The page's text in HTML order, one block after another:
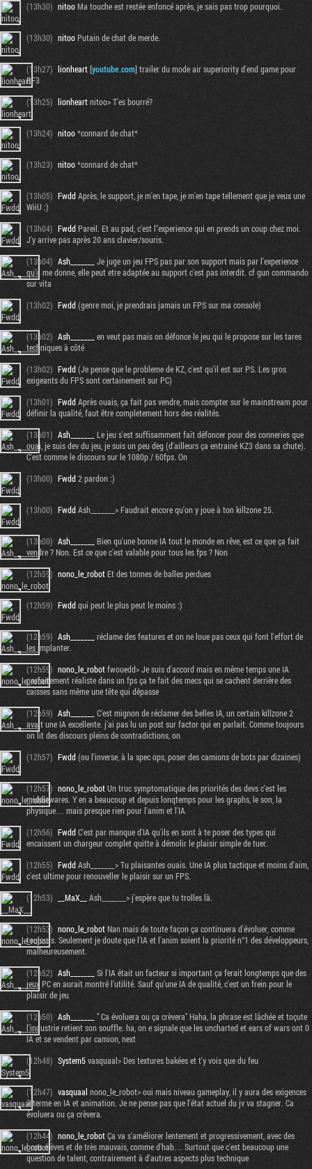
(13h30) nitooMa touche est restée enfoncé après, je sais pas trop pourquoi.
(13h30) nitooPutain de chat de merde.
(13h27) lionheart[youtube.com] trailer du mode air superiority d'end game pour
BF3
(13h25) lionheartnitoo> T'es bourré?
(13h24) nitoo*connard de chat*
(13h23) nitoo*connard de chat*
(13h05) FwddAprès, le support, je m'en tape, je m'en tape tellement que je veux une
WiiU :)
(13h04) FwddPareil. Et au pad, c'est l"experience qui en prends un coup chez moi.
J'y arrive pas après 20 ans clavier/souris.
(13h04) Ash_______
Je juge un jeu FPS pas par son support mais par l'experience
qu'il me donne, elle peut etre adaptée au support c'est pas interdit. cf gun commando
sur vita
(13h02) Fwdd(genre moi, je prendrais jamais un FPS sur ma console)
(13h02) Ash_______
en veut pas mais on défonce le jeu qui le propose sur les tares
techniques à côté
(13h02) Fwdd(Je pense que le probleme de KZ, c'est qu'il est sur PS. Les gros
exigeants du FPS sont certainement sur PC)
(13h01) FwddAprès ouais, ça fait pas vendre, mais compter sur le mainstream pour
définir la qualité, faut être completement hors des réalités.
(13h01) Ash_______
Le jeu s'est suffisamment fait défoncer pour des conneries que
ouai, je suis dev du jeu, je suis un peu deg (d'ailleurs ça entrainé KZ3 dans sa chute).
C'est comme le discours sur le 1080p / 60fps. On
(13h00) Fwdd2 pardon :)
(13h00) FwddAsh_______> Faudrait encore qu'on y joue à ton killzone 25.
(13h00) Ash_______
Bien qu'une bonne IA tout le monde en rêve, est ce que ça fait
vendre ? Non. Est ce que c'est valable pour tous les fps ? Non
(12h59) nono_le_robotEt des tonnes de balles perdues
(12h59) Fwddqui peut le plus peut le moins :)
(12h59) Ash_______
réclame des features et on ne loue pas ceux qui font l'effort de
les implanter.
(12h59) nono_le_robotfwouedd> Je suis d'accord mais en même temps une IA
parfaitement réaliste dans un fps ça te fait des mecs qui se cachent derrière des
caisses sans même une tête qui dépasse
(12h59) Ash_______
C'est mignon de réclamer des belles IA, un certain killzone 2
avait une IA excellente. j'ai pas lu un post sur factor qui en parlait. Comme toujours
on lit des discours pleins de contradictions, on
(12h57) Fwdd(ou l'inverse, à la spec ops, poser des camions de bots par dizaines)
(12h57) nono_le_robotUn truc symptomatique des priorités des devs c'est les
middlewares. Y en a beaucoup et depuis lonqtemps pour les graphs, le son, la
physique… mais presque rien pour l'anim et l'IA
(12h56) FwddC'est par manque d'IA qu'ils en sont à te poser des types qui
encaissent un chargeur complet quitte à démolir le plaisir simple de tuer.
(12h55) FwddAsh_______> Tu plaisantes ouais. Une IA plus tactique et moins d'aim,
c'est ultime pour renouveller le plaisir sur un FPS.
(12h53)
__MaX__ Ash_______> j'espère que tu trolles là.
(12h53) nono_le_robot Nan mais de toute façon ça continuera d'évoluer, comme
toujours. Seulement je doute que l'IA et l'anim soient la priorité n°1 des développeurs,
malheureusement.
(12h52) Ash_______
Si l'IA était un facteur si important ça ferait longtemps que des
jeux PC en aurait montré l'utilité. Sauf qu'une IA de qualité, c'est un frein pour le
plaisir de jeu
(12h50) Ash_______
" Ca évoluera ou ça crèvera" Haha, la phrase est lâchée et toçute
l'industrie retient son souffle. ha, on e signale que les uncharted et ears of wars ont 0
IA et se vendent par camion, next
(12h48) System5vasquaal> Des textures bakées et t'y vois que du feu
(12h47) vasquaal nono_le_robot> oui mais niveau gameplay, il y aura des exigences
à terme en IA et animation. Je ne pense pas que l'état actuel du jv va stagner. Ca
évoluera ou ça crèvera.
(12h44) nono_le_robotÇa va s'améliorer lentement et progressivement, avec des
bons élèves et de très mauvais, comme d'hab… Surtout que c'est beaucoup une
question de talent, contrairement à d'autres aspects plus technique